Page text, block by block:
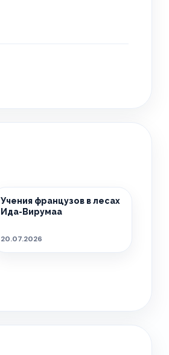
Учения французов в лесах
Ида-Вирумаа
20.07.2026